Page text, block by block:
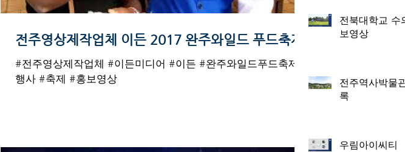
전주영상제작업체 이든 2017 완주와일드 푸드축제
#전주영상제작업체 #이든미디어 #이든 #완주와일드푸드축제 #
행사 #축제 #홍보영상
전북대학교 수
보영상
전주역사박물
록
우림아이씨티